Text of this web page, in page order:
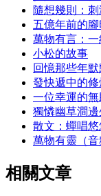
隨想幾則：
五億年前的
萬物有言：
小松的故事
回憶那些年
發快遞中的修
一位幸運的無
獨憐幽草澗邊
散文：蟬唱
萬物有靈（
相關文章